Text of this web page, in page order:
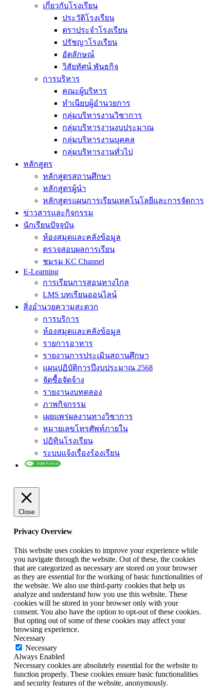
เกี่ยวกับโรงเรียน
ประวัติโรงเรียน
ตราประจำโรงเรียน
ปรัชญาโรงเรียน
อัตลักษณ์
วิสัยทัศน์ พันธกิจ
การบริหาร
คณะผู้บริหาร
ทำเนียบผู้อำนวยการ
กลุ่มบริหารงานวิชาการ
กลุ่มบริหารงานงบประมาณ
กลุ่มบริหารงานบุคคล
กลุ่มบริหารงานทั่วไป
หลักสูตร
หลักสูตรสถานศึกษา
หลักสูตรผู้นำ
หลักสูตรแผนการเรียนเทคโนโลยีและการจัดการ
ข่าวสารและกิจกรรม
นักเรียนปัจจุบัน
ห้องสมุดและคลังข้อมูล
ตรวจสอบผลการเรียน
ชมรม KC Channel
E-Learning
การเรียนการสอนทางไกล
LMS บทเรียนออนไลน์
สิ่งอำนวยความสะดวก
การบริการ
ห้องสมุดและคลังข้อมูล
รายการอาหาร
รายงานการประเมินสถานศึกษา
แผนปฏิบัติการปีงบประมาณ 2568
จัดซื้อจัดจ้าง
รายงานงบทดลอง
ภาพกิจกรรม
เผยแพร่ผลงานทางวิชาการ
หมายเลขโทรศัพท์ภายใน
ปฎิทินโรงเรียน
ระบบแจ้งเรื่องร้องเรียน
Close
Privacy Overview
This website uses cookies to improve your experience while
you navigate through the website. Out of these, the cookies
that are categorized as necessary are stored on your browser
as they are essential for the working of basic functionalities of
the website. We also use third-party cookies that help us
analyze and understand how you use this website. These
cookies will be stored in your browser only with your
consent. You also have the option to opt-out of these cookies.
But opting out of some of these cookies may affect your
browsing experience.
Necessary
Necessary
Always Enabled
Necessary cookies are absolutely essential for the website to
function properly. These cookies ensure basic functionalities
and security features of the website, anonymously.